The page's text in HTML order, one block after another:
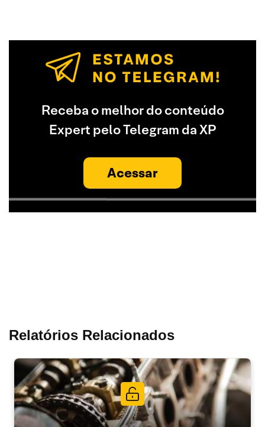
Receba o melhor do conteúdo
Expert pelo Telegram da XP
Acessar
Relatórios Relacionados